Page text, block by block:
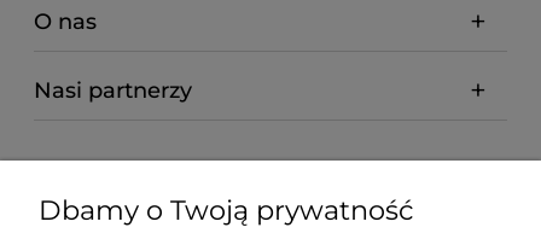
O nas
Nasi partnerzy
Dbamy o Twoją prywatność